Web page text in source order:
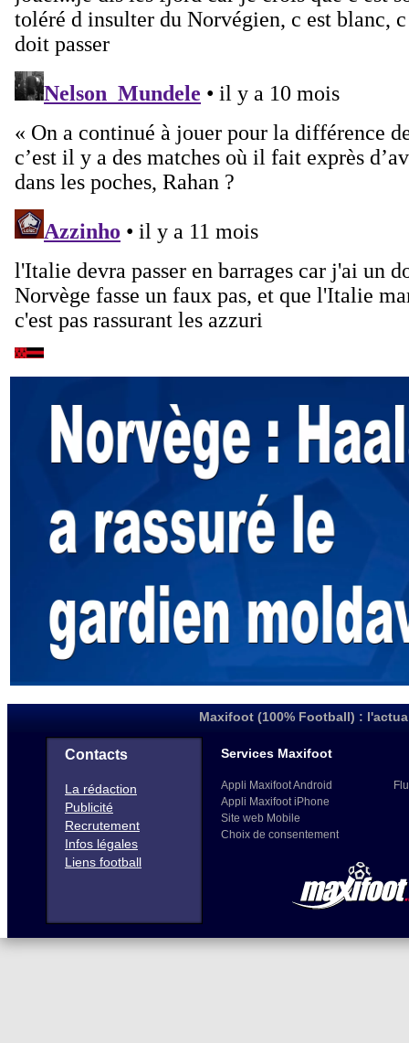
Maxifoot (100% Football) :
Contacts
La rédaction
Publicité
Recrutement
Infos légales
Liens football
Services Maxifoot
Appli Maxifoot Android
Appli Maxifoot iPhone
Site web Mobile
Choix de consentement